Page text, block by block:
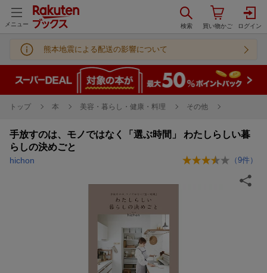
メニュー
熊本地震による配送の影響について
トップ 本 美容・暮らし・健康・料理 その他
手放すのは、モノではなく「選ぶ時間」 わたしらしい暮
らしの決めごと
hichon （9件）